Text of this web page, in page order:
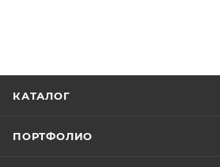
КАТАЛОГ
ПОРТФОЛИО